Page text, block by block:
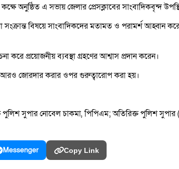
অনুষ্ঠিত এ সভায় জেলার প্রেসক্লাবের সাংবাদিকবৃন্দ
বিষয়ে সাংবাদিকদের মতামত ও পরামর্শ আহ্বান
করে প্রয়োজনীয় ব্যবস্থা গ্রহণের আশ্বাস প্রদান করেন।
জোরদার করার ওপর গুরুত্বারোপ করা হয়।
সুপার নোবেল চাকমা, পিপিএম; অতিরিক্ত পুলিশ সুপার
Messenger Copy Link